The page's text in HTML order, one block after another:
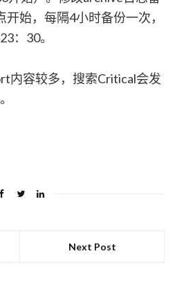
始，每隔4小时备份一次，
：30。
内容较多，搜索Critical会发
Next Post